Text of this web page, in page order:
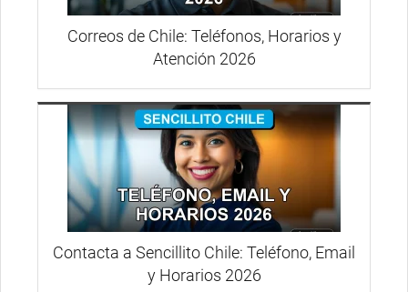
Correos de Chile: Teléfonos, Horarios y
Atención 2026
Contacta a Sencillito Chile: Teléfono, Email
y Horarios 2026